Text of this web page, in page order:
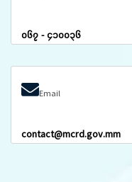
၀၆၇ - ၄၁၀၀၃၆
Email
contact@mcrd.gov.mm